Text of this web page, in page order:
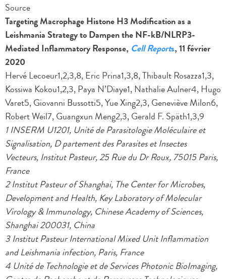
Source
Targeting Macrophage Histone H3 Modification as a
Leishmania Strategy to Dampen the NF-kB/NLRP3-
Mediated Inflammatory Response, Cell Reports, 11 février
2020
Hervé Lecoeur1,2,3,8, Eric Prina1,3,8, Thibault Rosazza1,3,
Kossiwa Kokou1,2,3, Paya N’Diaye1, Nathalie Aulner4, Hugo
Varet5, Giovanni Bussotti5, Yue Xing2,3, Geneviève Milon6,
Robert Weil7, Guangxun Meng2,3, Gerald F. Späth1,3,9
1 INSERM U1201, Unité de Parasitologie Moléculaire et
Signalisation, D partement des Parasites et Insectes
Vecteurs, Institut Pasteur, 25 Rue du Dr Roux, 75015 Paris,
France
2 Institut Pasteur of Shanghai, The Center for Microbes,
Development and Health, Key Laboratory of Molecular
Virology & Immunology, Chinese Academy of Sciences,
Shanghai 200031, China
3 Institut Pasteur International Mixed Unit Inflammation
and Leishmania infection, Paris, France
4 Unité de Technologie et de Services Photonic BioImaging,